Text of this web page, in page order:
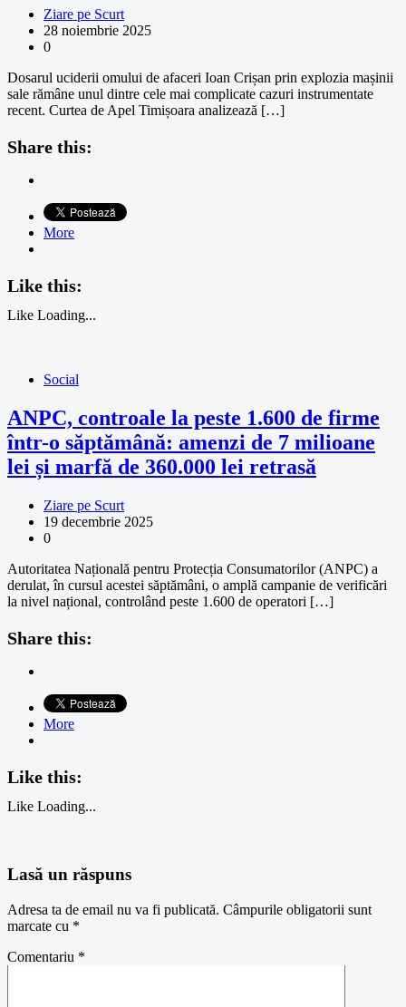
Ziare pe Scurt
28 noiembrie 2025
0
Dosarul uciderii omului de afaceri Ioan Crișan prin explozia mașinii
sale rămâne unul dintre cele mai complicate cazuri instrumentate
recent. Curtea de Apel Timișoara analizează […]
Share this:
More
Like this:
Like Loading...
Social
ANPC, controale la peste 1.600 de firme
într-o săptămână: amenzi de 7 milioane
lei și marfă de 360.000 lei retrasă
Ziare pe Scurt
19 decembrie 2025
0
Autoritatea Națională pentru Protecția Consumatorilor (ANPC) a
derulat, în cursul acestei săptămâni, o amplă campanie de verificări
la nivel național, controlând peste 1.600 de operatori […]
Share this:
More
Like this:
Like Loading...
Lasă un răspuns
Adresa ta de email nu va fi publicată. Câmpurile obligatorii sunt
marcate cu *
Comentariu *